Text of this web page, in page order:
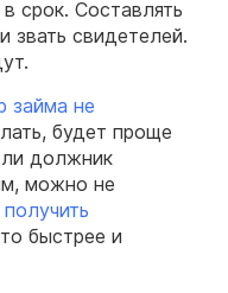
срок. Составлять
звать свидетелей.
займа не
будет проще
должник
можно не
получить
быстрее и